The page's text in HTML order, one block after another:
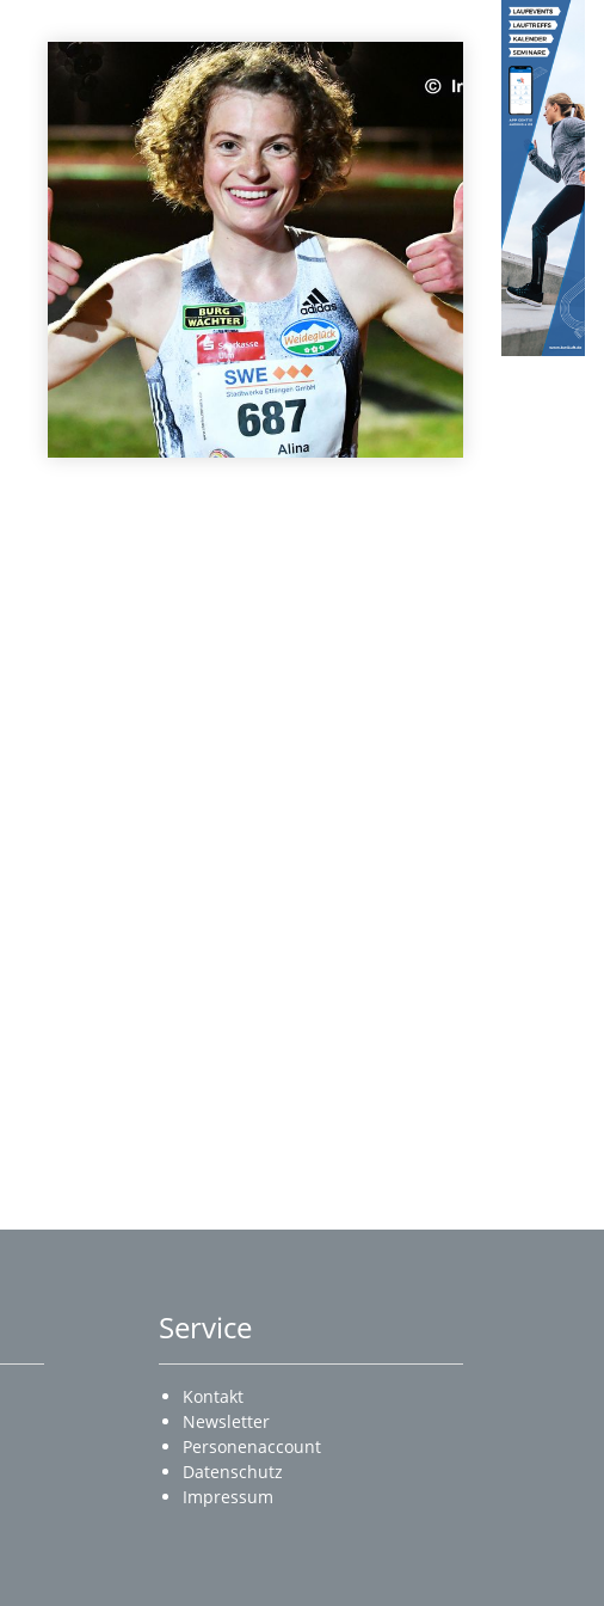
Service
Kontakt
Newsletter
Personenaccount
Datenschutz
Impressum